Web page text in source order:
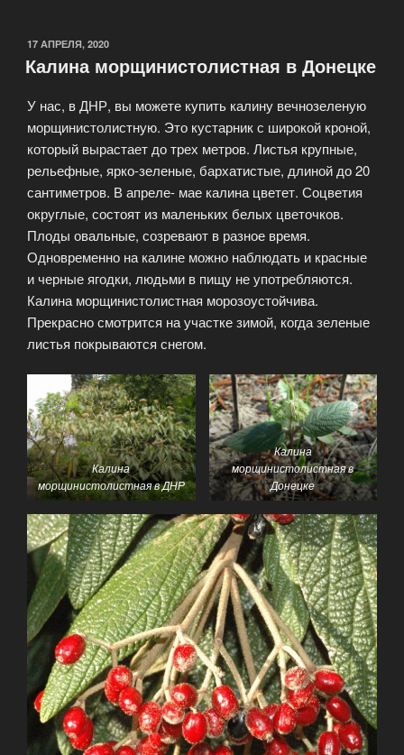
17 АПРЕЛЯ, 2020
Калина морщинистолистная в Донецке
У нас, в ДНР, вы можете купить калину вечнозеленую
морщинистолистную. Это кустарник с широкой кроной,
который вырастает до трех метров. Листья крупные,
рельефные, ярко-зеленые, бархатистые, длиной до 20
сантиметров. В апреле- мае калина цветет. Соцветия
округлые, состоят из маленьких белых цветочков.
Плоды овальные, созревают в разное время.
Одновременно на калине можно наблюдать и красные
и черные ягодки, людьми в пищу не употребляются.
Калина морщинистолистная морозоустойчива.
Прекрасно смотрится на участке зимой, когда зеленые
листья покрываются снегом.
Калина
морщинистолистная в ДНР
Калина
морщинистолистная в
Донецке